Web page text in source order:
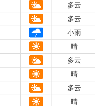
多云
多云
小雨
晴
多云
晴
多云
晴